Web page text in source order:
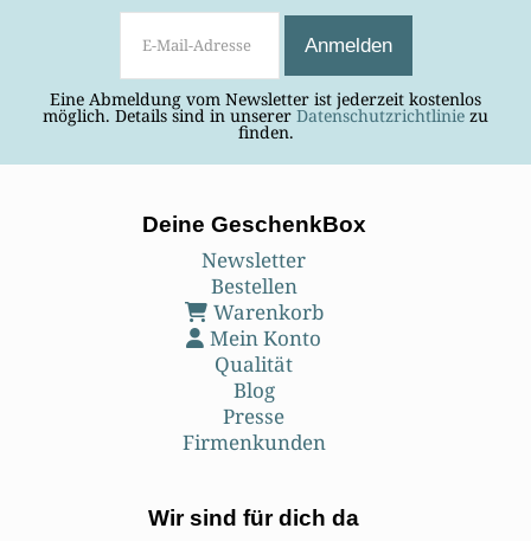
Eine Abmeldung vom Newsletter ist jederzeit kostenlos
möglich. Details sind in unserer Datenschutzrichtlinie zu
finden.
Deine GeschenkBox
Newsletter
Bestellen
Warenkorb
Mein Konto
Qualität
Blog
Presse
Firmenkunden
Wir sind für dich da